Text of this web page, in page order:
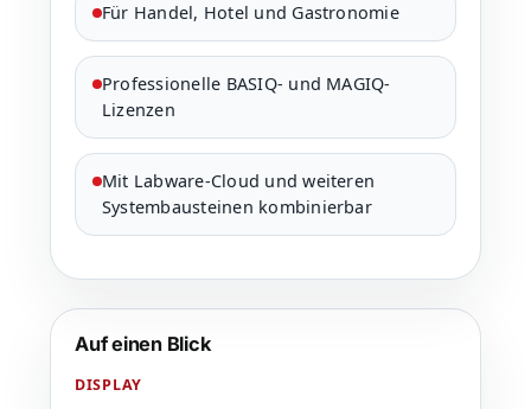
Für Handel, Hotel und Gastronomie
Professionelle BASIQ- und MAGIQ-
Lizenzen
Mit Labware-Cloud und weiteren
Systembausteinen kombinierbar
Auf einen Blick
DISPLAY